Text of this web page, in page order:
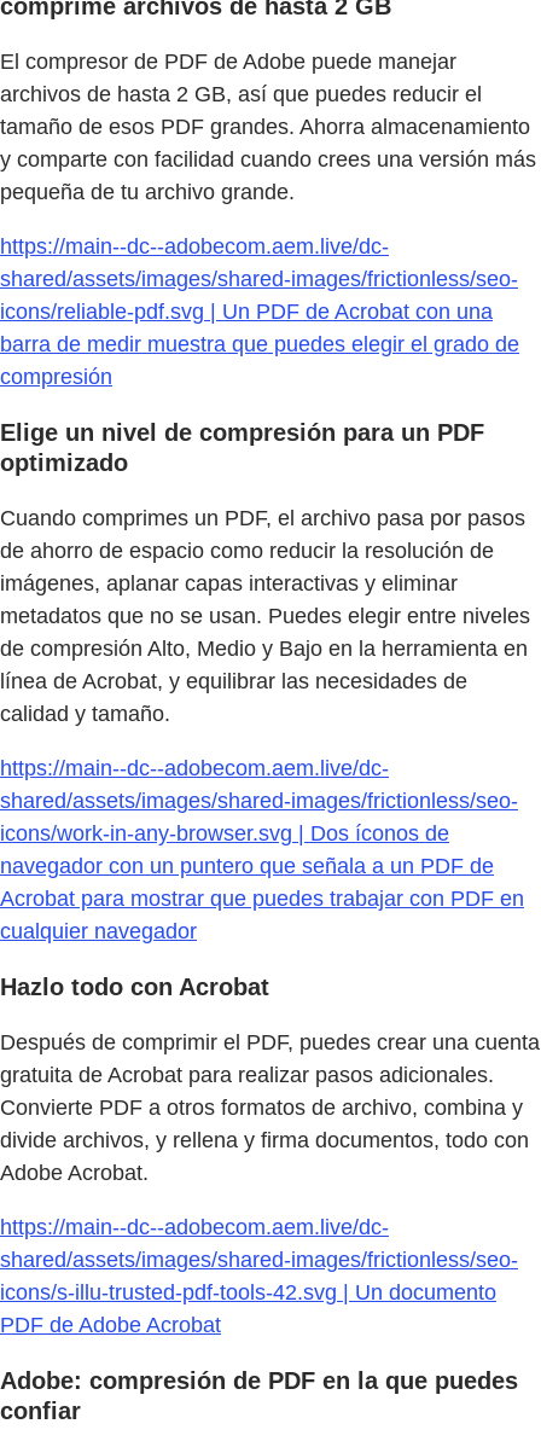
comprime archivos de hasta 2 GB
El compresor de PDF de Adobe puede manejar
archivos de hasta 2 GB, así que puedes reducir el
tamaño de esos PDF grandes. Ahorra almacenamiento
y comparte con facilidad cuando crees una versión más
pequeña de tu archivo grande.
https://main--dc--adobecom.aem.live/dc-
shared/assets/images/shared-images/frictionless/seo-
icons/reliable-pdf.svg | Un PDF de Acrobat con una
barra de medir muestra que puedes elegir el grado de
compresión
Elige un nivel de compresión para un PDF
optimizado
Cuando comprimes un PDF, el archivo pasa por pasos
de ahorro de espacio como reducir la resolución de
imágenes, aplanar capas interactivas y eliminar
metadatos que no se usan. Puedes elegir entre niveles
de compresión Alto, Medio y Bajo en la herramienta en
línea de Acrobat, y equilibrar las necesidades de
calidad y tamaño.
https://main--dc--adobecom.aem.live/dc-
shared/assets/images/shared-images/frictionless/seo-
icons/work-in-any-browser.svg | Dos íconos de
navegador con un puntero que señala a un PDF de
Acrobat para mostrar que puedes trabajar con PDF en
cualquier navegador
Hazlo todo con Acrobat
Después de comprimir el PDF, puedes crear una cuenta
gratuita de Acrobat para realizar pasos adicionales.
Convierte PDF a otros formatos de archivo, combina y
divide archivos, y rellena y firma documentos, todo con
Adobe Acrobat.
https://main--dc--adobecom.aem.live/dc-
shared/assets/images/shared-images/frictionless/seo-
icons/s-illu-trusted-pdf-tools-42.svg | Un documento
PDF de Adobe Acrobat
Adobe: compresión de PDF en la que puedes
confiar